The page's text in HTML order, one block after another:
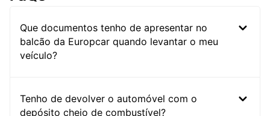
Que documentos tenho de apresentar no
balcão da Europcar quando levantar o meu
veículo?
Tenho de devolver o automóvel com o
depósito cheio de combustível?